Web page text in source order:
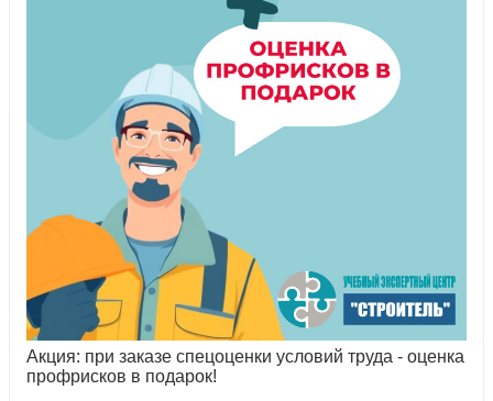
Акция: при заказе спецоценки условий труда - оценка
профрисков в подарок!